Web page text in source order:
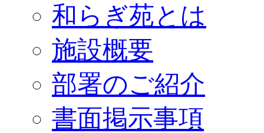
和らぎ苑とは
施設概要
部署のご紹介
書面掲示事項